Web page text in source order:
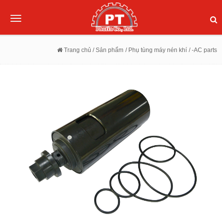
Toggle
Trang chủ / Sản phẩm / Phụ tùng máy nén khí / -AC parts